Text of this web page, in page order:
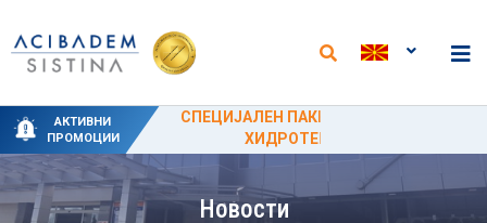
АКТИВНИ
ПРОМОЦИИ
НОВИ ПАКЕТИ НА ОДДЕЛОТ ЗА
ФИЗИКАЛНА МЕДИЦИНА И
СПЕЦИЈАЛЕН ПАКЕТ-ТРЕТМАН ЗА
ХИДРОТЕРАПИЈА
СПЕЦИЈАЛНИ ПРОМОТИВНИ ЦЕНИ ЗА
ПОРОДУВАЊЕ ОД 15 ЈУНИ ДО 15
50% ПРОМОТИВЕН ПОПУСТ ЗА
ЦИРКУМЦИЗИЈА
НОВИ АНАЛИЗИ И НАМАЛЕНИ ЦЕНИ ВО
ЛАБОРАТОРИЈАТА ВО „АЏИБАДЕМ
Новости